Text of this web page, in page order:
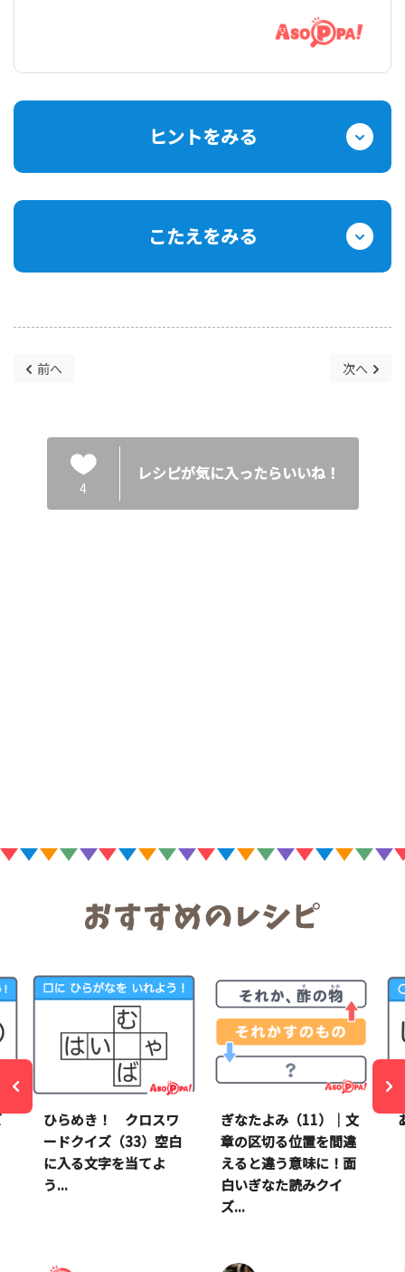
ヒントをみる
こたえをみる
前へ 次へ
4
レシピが気に入ったらいいね！
ひらめき！ クロスワ
ードクイズ（33）空白
に入る文字を当てよ
う...
ぎなたよみ（11）｜文
章の区切る位置を間違
えると違う意味に！面
白いぎなた読みクイ
ズ...